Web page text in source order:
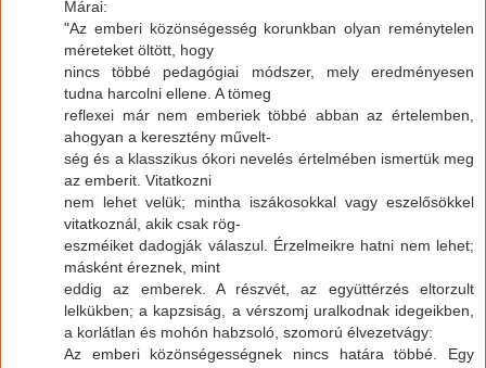
Márai:
"Az emberi közönségesség korunkban olyan reménytelen
méreteket öltött, hogy
nincs többé pedagógiai módszer, mely eredményesen
tudna harcolni ellene. A tömeg
reflexei már nem emberiek többé abban az értelemben,
ahogyan a keresztény művelt-
ség és a klasszikus ókori nevelés értelmében ismertük meg
az emberit. Vitatkozni
nem lehet velük; mintha iszákosokkal vagy eszelősökkel
vitatkoznál, akik csak rög-
eszméiket dadogják válaszul. Érzelmeikre hatni nem lehet;
másként éreznek, mint
eddig az emberek. A részvét, az együttérzés eltorzult
lelkükben; a kapzsiság, a vérszomj uralkodnak idegeikben,
a korlátlan és mohón habzsoló, szomorú élvezetvágy:
Az emberi közönségességnek nincs határa többé. Egy